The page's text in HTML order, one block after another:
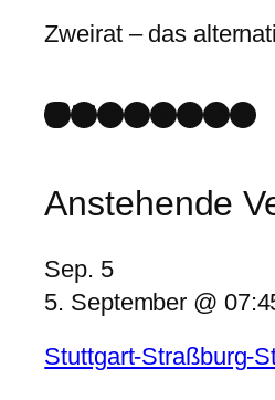
Zweirat – das
Mastodon
Bluesky
Instagram
Facebook
Spotify
YouTube
Strava
Link
Anstehende
Sep. 5
5. September @
Stuttgart-Straßburg-